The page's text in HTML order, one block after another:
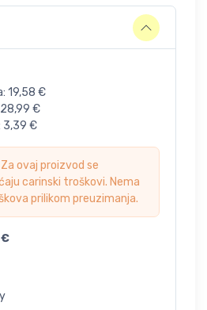
19,58 €
28,99 €
3,39 €
Za ovaj proizvod se
carinski troškovi. Nema
prilikom preuzimanja.
€